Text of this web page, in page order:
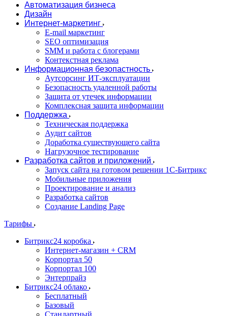
Автоматизация бизнеса
Дизайн
Интернет-маркетинг
E-mail маркетинг
SEO оптимизация
SMM и работа с блогерами
Контекстная реклама
Информационная безопастность
Аутсорсинг ИТ-эксплуатации
Безопасность удаленной работы
Защита от утечек информации
Комплексная защита информации
Поддержка
Техническая поддержка
Аудит сайтов
Доработка существующего сайта
Нагрузочное тестирование
Разработка сайтов и приложений
Запуск сайта на готовом решении 1С-Битрикс
Мобильные приложения
Проектирование и анализ
Разработка сайтов
Создание Landing Page
Тарифы
Битрикс24 коробка
Интернет-магазин + CRM
Корпортал 50
Корпортал 100
Энтерпрайз
Битрикс24 облако
Бесплатный
Базовый
Стандартный